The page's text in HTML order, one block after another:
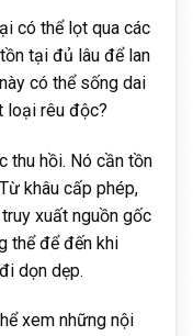
có thể lọt qua các
tại đủ lâu để lan
có thể sống dai
loại rêu độc?
thu hồi. Nó cần tồn
khâu cấp phép,
xuất nguồn gốc
thể để đến khi
dọn dẹp.
xem những nội